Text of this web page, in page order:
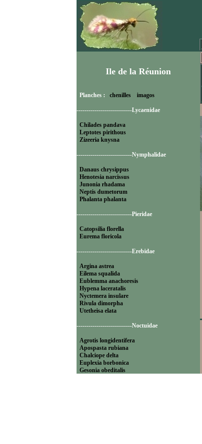
Ile de la Réunion
Planches : chenilles imagos
----------------------------Lycaenidae
Chilades pandava
Leptotes pirithous
Zizeeria knysna
----------------------------Nymphalidae
Danaus chrysippus
Henotesia narcissus
Junonia rhadama
Neptis dumetorum
Phalanta phalanta
----------------------------Pieridae
Catopsilia florella
Eurema floricola
----------------------------Erebidae
Argina astrea
Eilema squalida
Eublemma anachoresis
Hypena laceratalis
Nyctemera insulare
Rivula dimorpha
Utetheisa elata
----------------------------Noctuidae
Agrotis longidentifera
Apospasta rubiana
Chalciope delta
Euplexia borbonica
Gesonia obeditalis